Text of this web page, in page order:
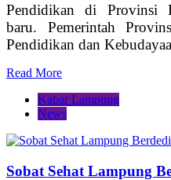
Pendidikan di Provinsi
baru. Pemerintah
Pendidikan dan
Read More
Kabar Lampung
News
Sobat Sehat Lampung